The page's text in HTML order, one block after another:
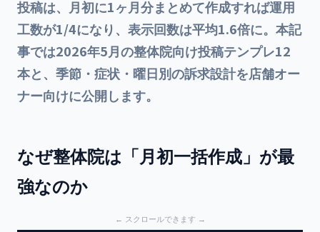
投稿は、月初に1ヶ月分まとめて作成すれば運用
工数が1/4になり、表示回数は平均1.6倍に。本記
事では2026年5月の整体院向け投稿テンプレ12
本と、季節・症状・曜日別の訴求設計を店舗オー
ナー向けに公開します。
なぜ整体院は「月初一括作成」が最
強なのか